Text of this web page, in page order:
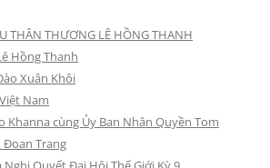
THÂN THƯƠNG LÊ HỒNG THANH
Hồng Thanh
Xuân Khôi
Nam
Khanna cùng Ủy Ban Nhân Quyền Tom
Đoan Trang